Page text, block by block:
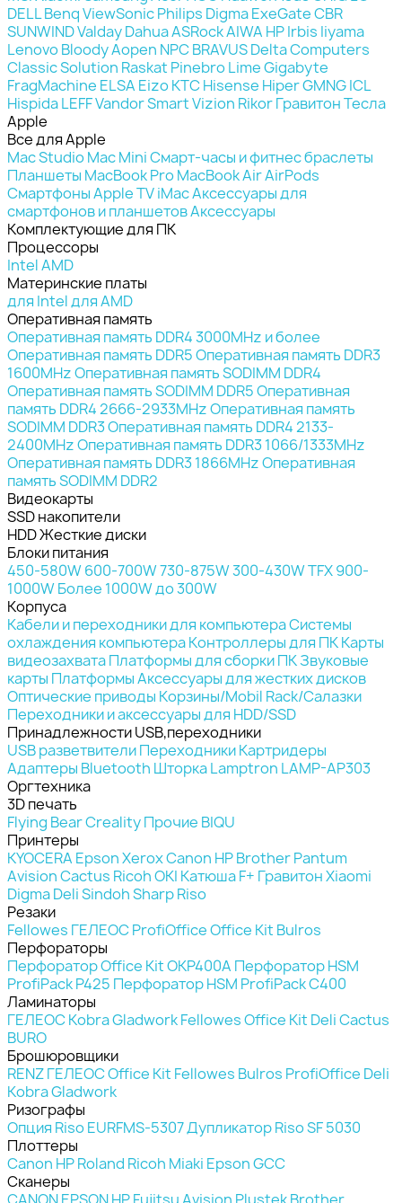
DELLBenqViewSonicPhilips DigmaExeGateCBR
SUNWINDValdayDahuaASRockAIWA HPIrbis Iiyama
LenovoBloodyAopen NPCBRAVUSDelta Computers
Classic Solution Raskat PinebroLimeGigabyte
FragMachine ELSA EizoKTCHisense HiperGMNGICL
HispidaLEFFVandorSmart Vizion RikorГравитонТесла
Apple
Все для Apple
Mac StudioMac MiniСмарт-часы и фитнес браслеты
Планшеты MacBook ProMacBook AirAirPods
СмартфоныApple TViMacАксессуары для
смартфонов и планшетовАксессуары
Комплектующие для ПК
Процессоры
IntelAMD
Материнские платы
для Intelдля AMD
Оперативная память
Оперативная память DDR4 3000MHz и более
Оперативная память DDR5Оперативная память DDR3
1600MHzОперативная память SODIMM DDR4
Оперативная память SODIMM DDR5Оперативная
память DDR4 2666-2933MHzОперативная память
SODIMM DDR3Оперативная память DDR4 2133-
2400MHzОперативная память DDR3 1066/1333MHz
Оперативная память DDR3 1866MHzОперативная
память SODIMM DDR2
Видеокарты
SSD накопители
HDD Жесткие диски
Блоки питания
450-580W600-700W730-875W300-430WTFX900-
1000WБолее 1000Wдо 300W
Корпуса
Кабели и переходники для компьютераСистемы
охлаждения компьютераКонтроллеры для ПККарты
видеозахватаПлатформы для сборки ПКЗвуковые
карты ПлатформыАксессуары для жестких дисков
Оптические приводы Корзины/Mobil Rack/Салазки
Переходники и аксессуары для HDD/SSD
Принадлежности USB,переходники
USB разветвителиПереходникиКартридеры
Адаптеры Bluetooth Шторка Lamptron LAMP-AP303
Оргтехника
3D печать
Flying BearCrealityПрочие BIQU
Принтеры
KYOCERA EpsonXeroxCanon HPBrotherPantum
AvisionCactus RicohOKI КатюшаF+ ГравитонXiaomi
DigmaDeliSindohSharpRiso
Резаки
Fellowes ГЕЛЕОСProfiOfficeOffice Kit Bulros
Перфораторы
Перфоратор Office Kit OKP400A Перфоратор HSM
ProfiPack P425 Перфоратор HSM ProfiPack C400
Ламинаторы
ГЕЛЕОСKobraGladworkFellowesOffice Kit DeliCactus
BURO
Брошюровщики
RENZГЕЛЕОСOffice Kit Fellowes Bulros ProfiOffice Deli
KobraGladwork
Ризографы
Опция Riso EURFMS-5307Дупликатор Riso SF 5030
Плоттеры
Canon HPRoland Ricoh Miaki EpsonGCC
Сканеры
CANONEPSONHPFujitsu Avision PlustekBrother